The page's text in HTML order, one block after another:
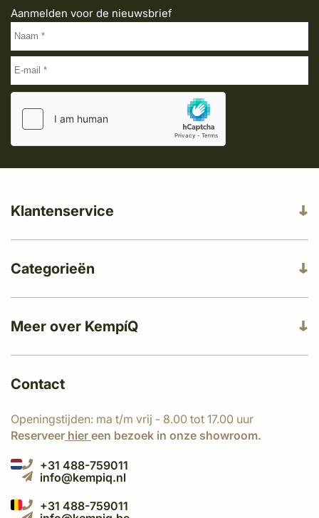
Aanmelden voor de nieuwsbrief
Meer over KempíQ
Klantenservice
Categorieën
Contact
Openingstijden: ma t/m vrij - 8.00 tot 17.00 uur
Reserveer hier een bezoek in onze showroom.
+31 488-759011
info@kempiq.nl
+31 488-759011